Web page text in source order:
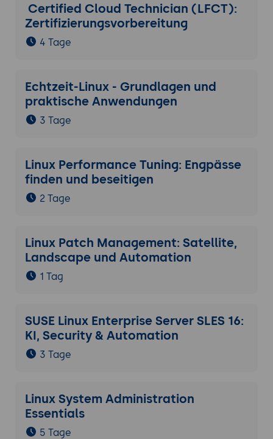
Certified Cloud Technician (LFCT):
Zertifizierungsvorbereitung
4 Tage
Echtzeit-Linux - Grundlagen und
praktische Anwendungen
3 Tage
Linux Performance Tuning: Engpässe
finden und beseitigen
2 Tage
Linux Patch Management: Satellite,
Landscape und Automation
1 Tag
SUSE Linux Enterprise Server SLES 16:
KI, Security & Automation
3 Tage
Linux System Administration
Essentials
5 Tage